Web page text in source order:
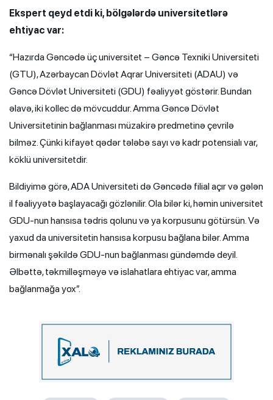
Ekspert qeyd etdi ki, bölgələrdə universitetlərə
ehtiyac var:
“Hazırda Gəncədə üç universitet – Gəncə Texniki Universiteti
(GTU), Azərbaycan Dövlət Aqrar Universiteti (ADAU) və
Gəncə Dövlət Universiteti (GDU) fəaliyyət göstərir. Bundan
əlavə, iki kollec də mövcuddur. Amma Gəncə Dövlət
Universitetinin bağlanması müzakirə predmetinə çevrilə
bilməz. Çünki kifayət qədər tələbə sayı və kadr potensialı var,
köklü universitetdir.
Bildiyimə görə, ADA Universiteti də Gəncədə filial açır və gələn
il fəaliyyətə başlayacağı gözlənilir. Ola bilər ki, həmin universitet
GDU-nun hansısa tədris qolunu və ya korpusunu götürsün. Və
yaxud da universitetin hansısa korpusu bağlana bilər. Amma
birmənalı şəkildə GDU-nun bağlanması gündəmdə deyil.
Əlbəttə, təkmilləşməyə və islahatlara ehtiyac var, amma
bağlanmağa yox”.